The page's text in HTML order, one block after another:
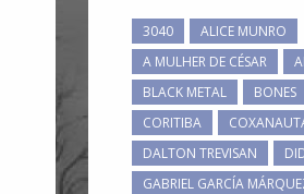
3040
ALICE MUNRO
A MULHER DE CÉSAR
BLACK METAL
BONES
CORITIBA
DALTON TREVISAN
GABRIEL GARCÍA